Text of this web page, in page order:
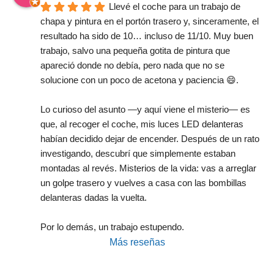
Llevé el coche para un trabajo de
chapa y pintura en el portón trasero y, sinceramente, el
resultado ha sido de 10… incluso de 11/10. Muy buen
trabajo, salvo una pequeña gotita de pintura que
apareció donde no debía, pero nada que no se
solucione con un poco de acetona y paciencia 😄.
Lo curioso del asunto —y aquí viene el misterio— es
que, al recoger el coche, mis luces LED delanteras
habían decidido dejar de encender. Después de un rato
investigando, descubrí que simplemente estaban
montadas al revés. Misterios de la vida: vas a arreglar
un golpe trasero y vuelves a casa con las bombillas
delanteras dadas la vuelta.
Por lo demás, un trabajo estupendo.
Más reseñas